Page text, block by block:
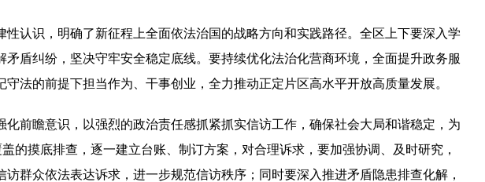
认识，明确了新征程上全面依法治国的战略方向和实践路径。全区上下要深入学
盾纠纷，坚决守牢安全稳定底线。要持续优化法治化营商环境，全面提升政务服
法的前提下担当作为、干事创业，全力推动正定片区高水平开放高质量发展。
前瞻意识，以强烈的政治责任感抓紧抓实信访工作，确保社会大局和谐稳定，为
的摸底排查，逐一建立台账、制订方案，对合理诉求，要加强协调、及时研究，
群众依法表达诉求，进一步规范信访秩序；同时要深入推进矛盾隐患排查化解，